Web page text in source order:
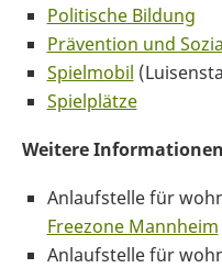
Politische Bildung
Prävention und
Spielmobil
Spielplätze
Weitere
Anlaufstelle für
Freezone Mannheim
Anlaufstelle für